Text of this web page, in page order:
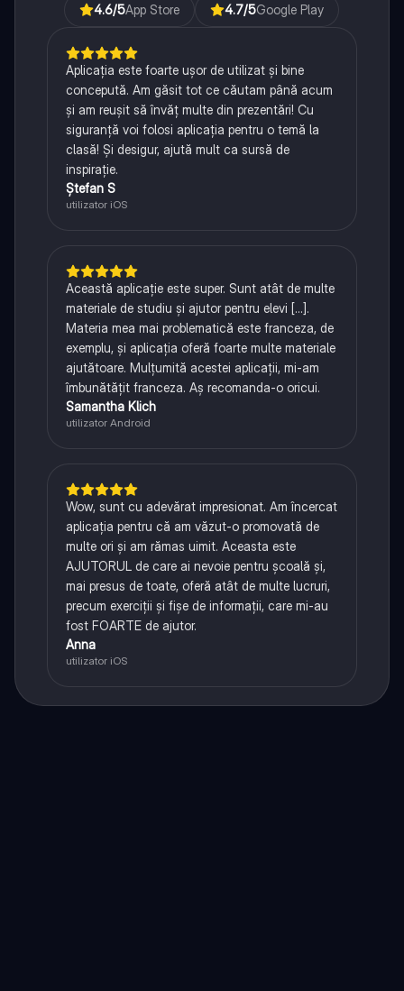
4.6/5App Store 4.7/5Google Play
Aplicația este foarte ușor de utilizat și bine
concepută. Am găsit tot ce căutam până acum
și am reușit să învăț multe din prezentări! Cu
siguranță voi folosi aplicația pentru o temă la
clasă! Și desigur, ajută mult ca sursă de
inspirație.
Ștefan S
utilizator iOS
Această aplicație este super. Sunt atât de multe
materiale de studiu și ajutor pentru elevi [...].
Materia mea mai problematică este franceza, de
exemplu, și aplicația oferă foarte multe materiale
ajutătoare. Mulțumită acestei aplicații, mi-am
îmbunătățit franceza. Aș recomanda-o oricui.
Samantha Klich
utilizator Android
Wow, sunt cu adevărat impresionat. Am încercat
aplicația pentru că am văzut-o promovată de
multe ori și am rămas uimit. Aceasta este
AJUTORUL de care ai nevoie pentru școală și,
mai presus de toate, oferă atât de multe lucruri,
precum exerciții și fișe de informații, care mi-au
fost FOARTE de ajutor.
Anna
utilizator iOS